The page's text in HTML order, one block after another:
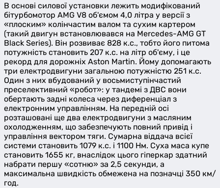
В основі силової установки лежить модифікований
бітурбомотор AMG V8 об'ємом 4,0 літра у версії з
«плоским» колінчастим валом та сухим картером
(такий двигун встановлювався на Mercedes-AMG GT
Black Series). Він розвиває 828 к.с., тобто його питома
потужність становить 207 к.с. на літр об'єму, і це
рекорд для дорожніх Aston Martin. Йому допомагають
три електродвигуни загальною потужністю 251 к.с.
Один з них вбудований у восьмиступінчастий
преселективний «робот»: у тандемі з ДВС вони
обертають задні колеса через диференціал з
електронним управлінням. На передній осі
розташовані ще два електродвигуни з масляним
охолодженням, що забезпечують повний привід і
управління вектором тяги. Сумарна віддача всієї
системи становить 1079 к.с. і 1100 Нм. Суха маса купе
становить 1655 кг, внаслідок цього гіперкар здатний
набрати першу «сотню» за 2,5 секунди, а
максимальна швидкість обмежена на позначці 350 км/
год.